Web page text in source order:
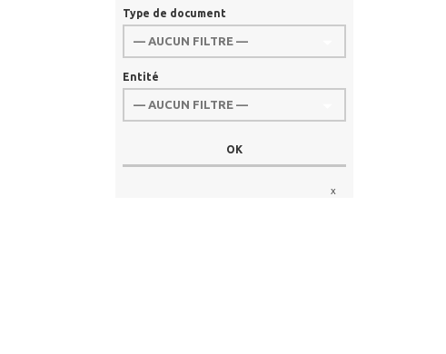
Type de document
Entité
x